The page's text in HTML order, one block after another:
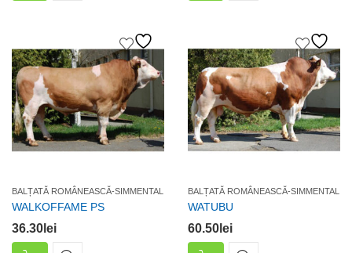
BALȚATĂ ROMÂNEASCĂ-SIMMENTAL
WALKOFFAME PS
36.30 lei
BALȚATĂ ROMÂNEASCĂ-SIMMENTAL
WATUBU
60.50 lei